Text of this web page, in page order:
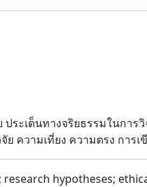
ระเด็นทางจริยธรรมในการ
ความเที่ยง ความตรง การเ
hypotheses;